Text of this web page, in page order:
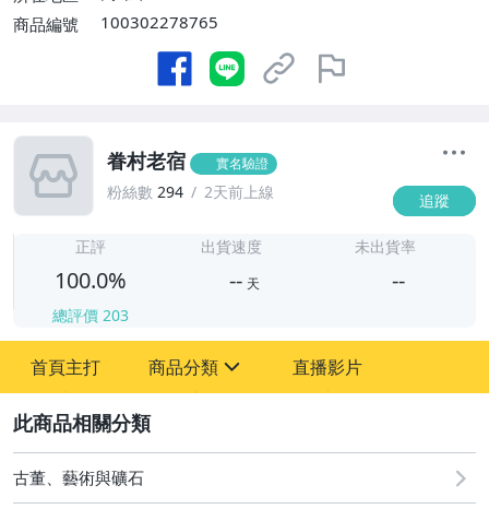
商品編號
100302278765
眷村老宿 實名驗證
粉絲數 294 2天前上線 追蹤
正評
100.0%
總評價 203
出貨速度
-- 天
未出貨率
--
首頁主打 商品分類
圖書/影音/文具
直播影片
古董、藝術與礦石